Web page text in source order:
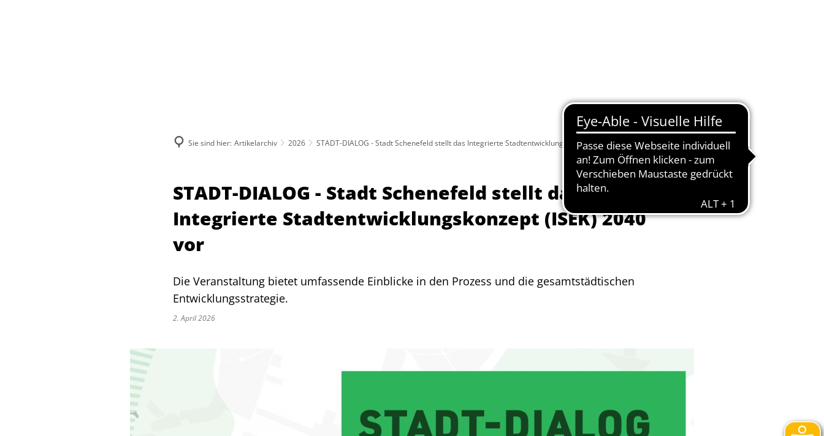
Sie sind hier: Artikelarchiv 2026 STADT-DIALOG - Stadt Schenefeld stellt das Integrierte Stadtentwicklungskonzept (ISEK) 2040 vor
STADT-DIALOG - Stadt Schenefeld stellt das
Integrierte Stadtentwicklungskonzept (ISEK) 2040
vor
Die Veranstaltung bietet umfassende Einblicke in den Prozess und die gesamtstädtischen
Entwicklungsstrategie.
2. April 2026